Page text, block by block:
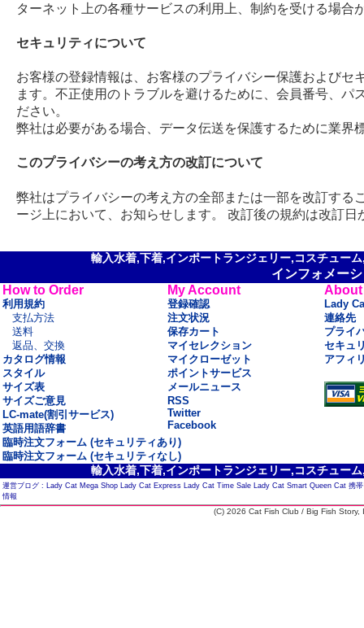
ターネット上の各種サービスの利用上、制約を受ける場合
セキュリティについて
お客様の登録情報は、お客様のプライバシー保護およびセ
ます。不正使用のトラブルを避けるために、会員番号、
ださい。
弊社は必要がある場合、データ伝送を保護するため
このプライバシーの考え方の改訂について
弊社はプライバシーの考え方の全部または一部を改訂する
ージ上において、お知らせします。 改訂後の規約は改訂
輸入水着,下着,インポートランジェリー,コスチュー
インフォメー
How to Order
利用規約
支払方法
送料
返品、交換
カタログ情報
スタイル
サイズ表
サイズご意見
LC-mate(割引サービス)
英語用語辞書
My Account
登録確認
注文状況
保存カート
マイセレクション
マイクローゼット
ポイントサービス
メールニュース
RSS
Twitter
Facebook
About
Lady
連絡先
プライ
セキュ
アフィ
臨時注文フォーム (セキュリティあり)
臨時注文フォーム (セキュリティなし)
輸入水着,下着,インポートランジェリー,コスチュー
運営ブログ : Lady Cat Mega Shop Lady Cat Express Lady Cat Time Sale Lady Cat Smart Queen Cat 携
情報
(C) 2026 Cat Fish Club / Big Fish Story,